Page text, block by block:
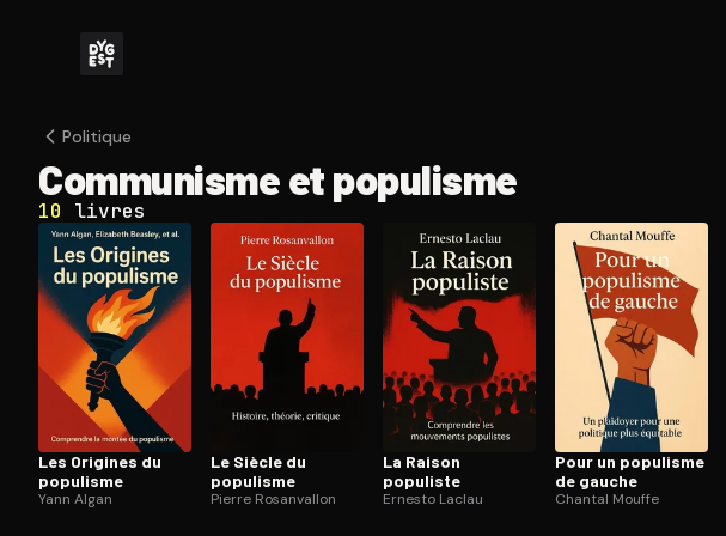
Politique
Communisme et populisme
10 livres
Les Origines du
populisme
Yann Algan
Le Siècle du
populisme
Pierre Rosanvallon
La Raison
populiste
Ernesto Laclau
Pour un populisme
de gauche
Chantal Mouffe